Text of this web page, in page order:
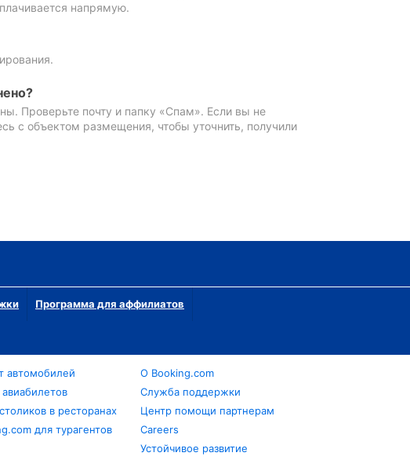
напрямую.
Проверьте почту и папку «Спам». Если вы не
с объектом размещения, чтобы уточнить, получили
Программа для аффилиатов
автомобилей
в ресторанах
для турагентов
О Booking.com
Служба поддержки
Центр помощи партнерам
Careers
Устойчивое развитие